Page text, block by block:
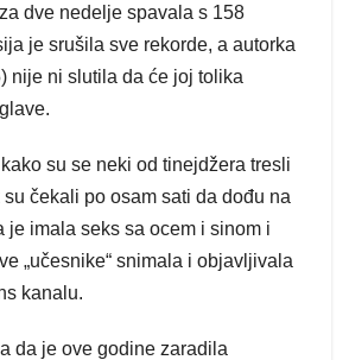
dve nedelje spavala s 158
je srušila sve rekorde, a autorka
nije ni slutila da će joj tolika
su se neki od tinejdžera tresli
čekali po osam sati da dođu na
je imala seks sa ocem i sinom i
„učesnike“ snimala i objavljivala
kanalu.
da je ove godine zaradila